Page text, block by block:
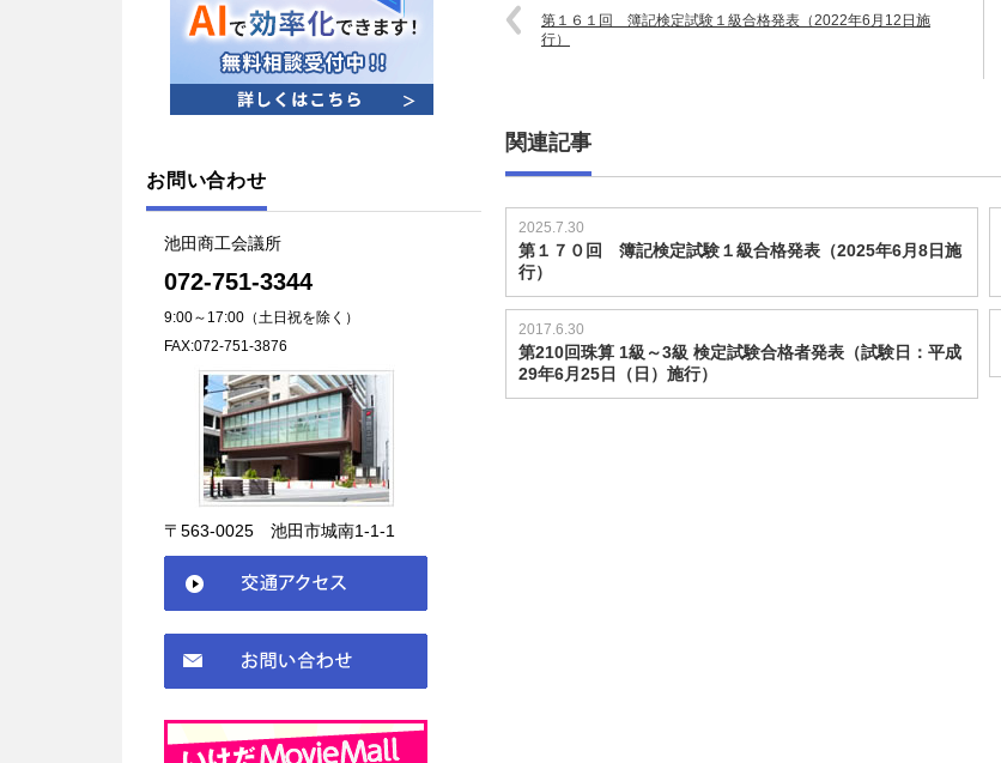
第１６１回 簿記検定試験１級合格発表（2022年6月12日施
行）
関連記事
2025.7.30
第１７０回 簿記検定試験１級合格発表（2025年6月8日施
行）
2017.6.30
第210回珠算 1級～3級 検定試験合格者発表（試験日：平成
29年6月25日（日）施行）
お問い合わせ
池田商工会議所
072-751-3344
9:00～17:00（土日祝を除く）
FAX:072-751-3876
〒563-0025 池田市城南1-1-1